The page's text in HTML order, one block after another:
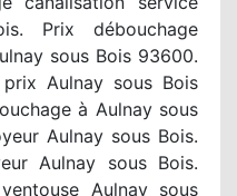
Prix débouchage
sous Bois 93600.
Aulnay sous Bois
à Aulnay sous
Aulnay sous Bois.
Aulnay sous Bois.
Aulnay sous